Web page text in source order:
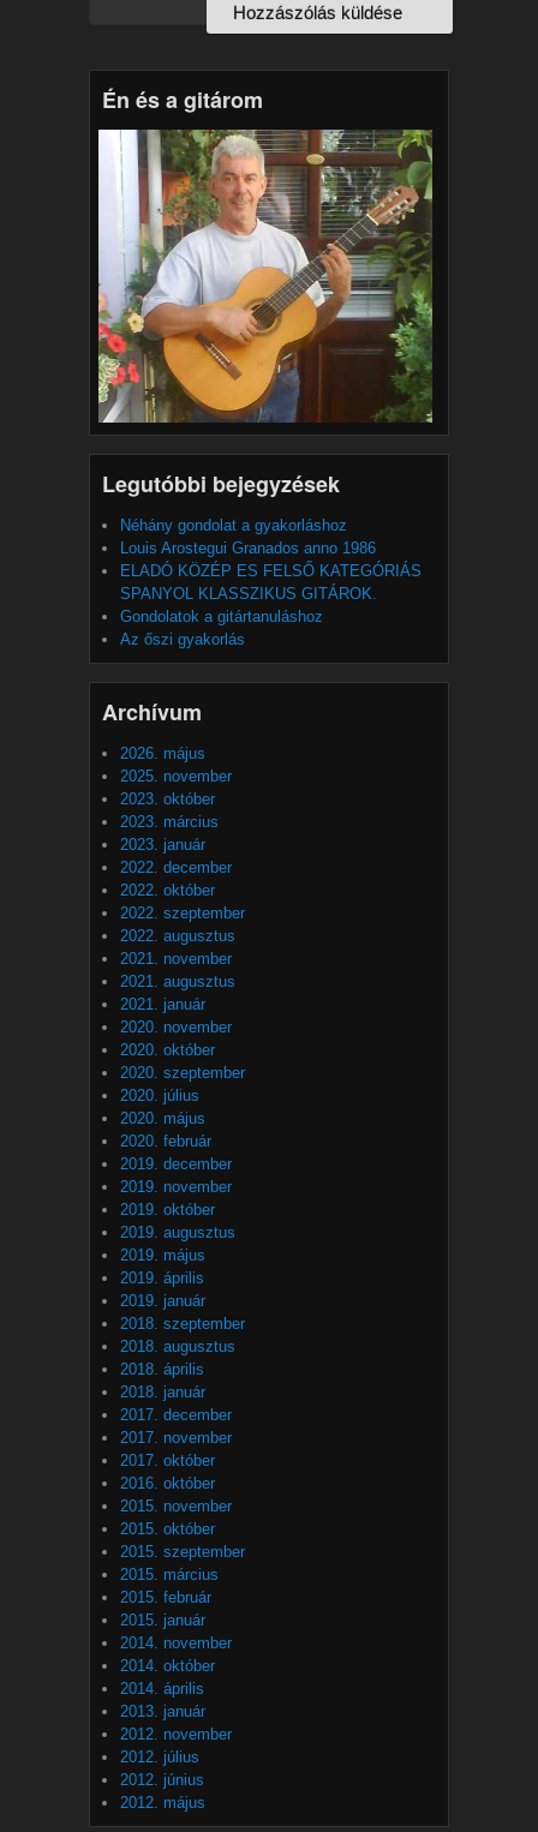
Én és a gitárom
Legutóbbi bejegyzések
Néhány gondolat a gyakorláshoz
Louis Arostegui Granados anno 1986
ELADÓ KÖZÉP ES FELSŐ KATEGÓRIÁS
SPANYOL KLASSZIKUS GITÁROK.
Gondolatok a gitártanuláshoz
Az őszi gyakorlás
Archívum
2026. május
2025. november
2023. október
2023. március
2023. január
2022. december
2022. október
2022. szeptember
2022. augusztus
2021. november
2021. augusztus
2021. január
2020. november
2020. október
2020. szeptember
2020. július
2020. május
2020. február
2019. december
2019. november
2019. október
2019. augusztus
2019. május
2019. április
2019. január
2018. szeptember
2018. augusztus
2018. április
2018. január
2017. december
2017. november
2017. október
2016. október
2015. november
2015. október
2015. szeptember
2015. március
2015. február
2015. január
2014. november
2014. október
2014. április
2013. január
2012. november
2012. július
2012. június
2012. május